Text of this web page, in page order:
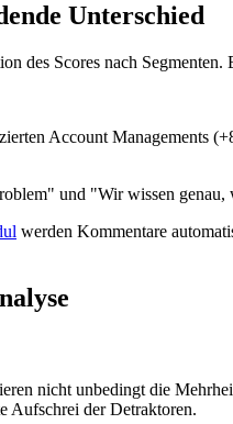
Unterschied
des Scores nach Segmenten.
Account
und "Wir wissen genau,
werden Kommentare
nicht unbedingt die
Aufschrei der Detraktoren.